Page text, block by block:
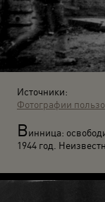
Источники:
Фотографии
Винница:
1944 год.